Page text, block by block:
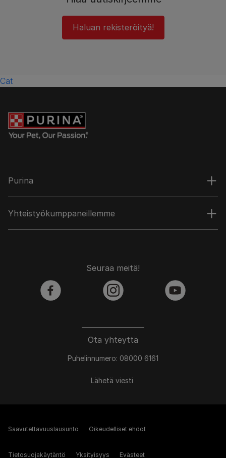
Haluan rekisteröityä!
Cat
Purina
Yhteistyökumppaneillemme
Ota yhteyttä
Puhelinnumero: 08000 6161
Lähetä viesti
Seuraa meitä!
facebook instagram youtube
Saavutettavuuslausunto Oikeudelliset ehdot
Tietosuojakäytäntö Yksityisyys Evästeet